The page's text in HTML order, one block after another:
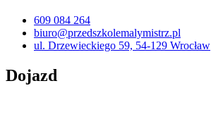
609 084 264
biuro@przedszkolemalymistrz.pl
ul. Drzewieckiego 59, 54-129 Wrocław
Dojazd